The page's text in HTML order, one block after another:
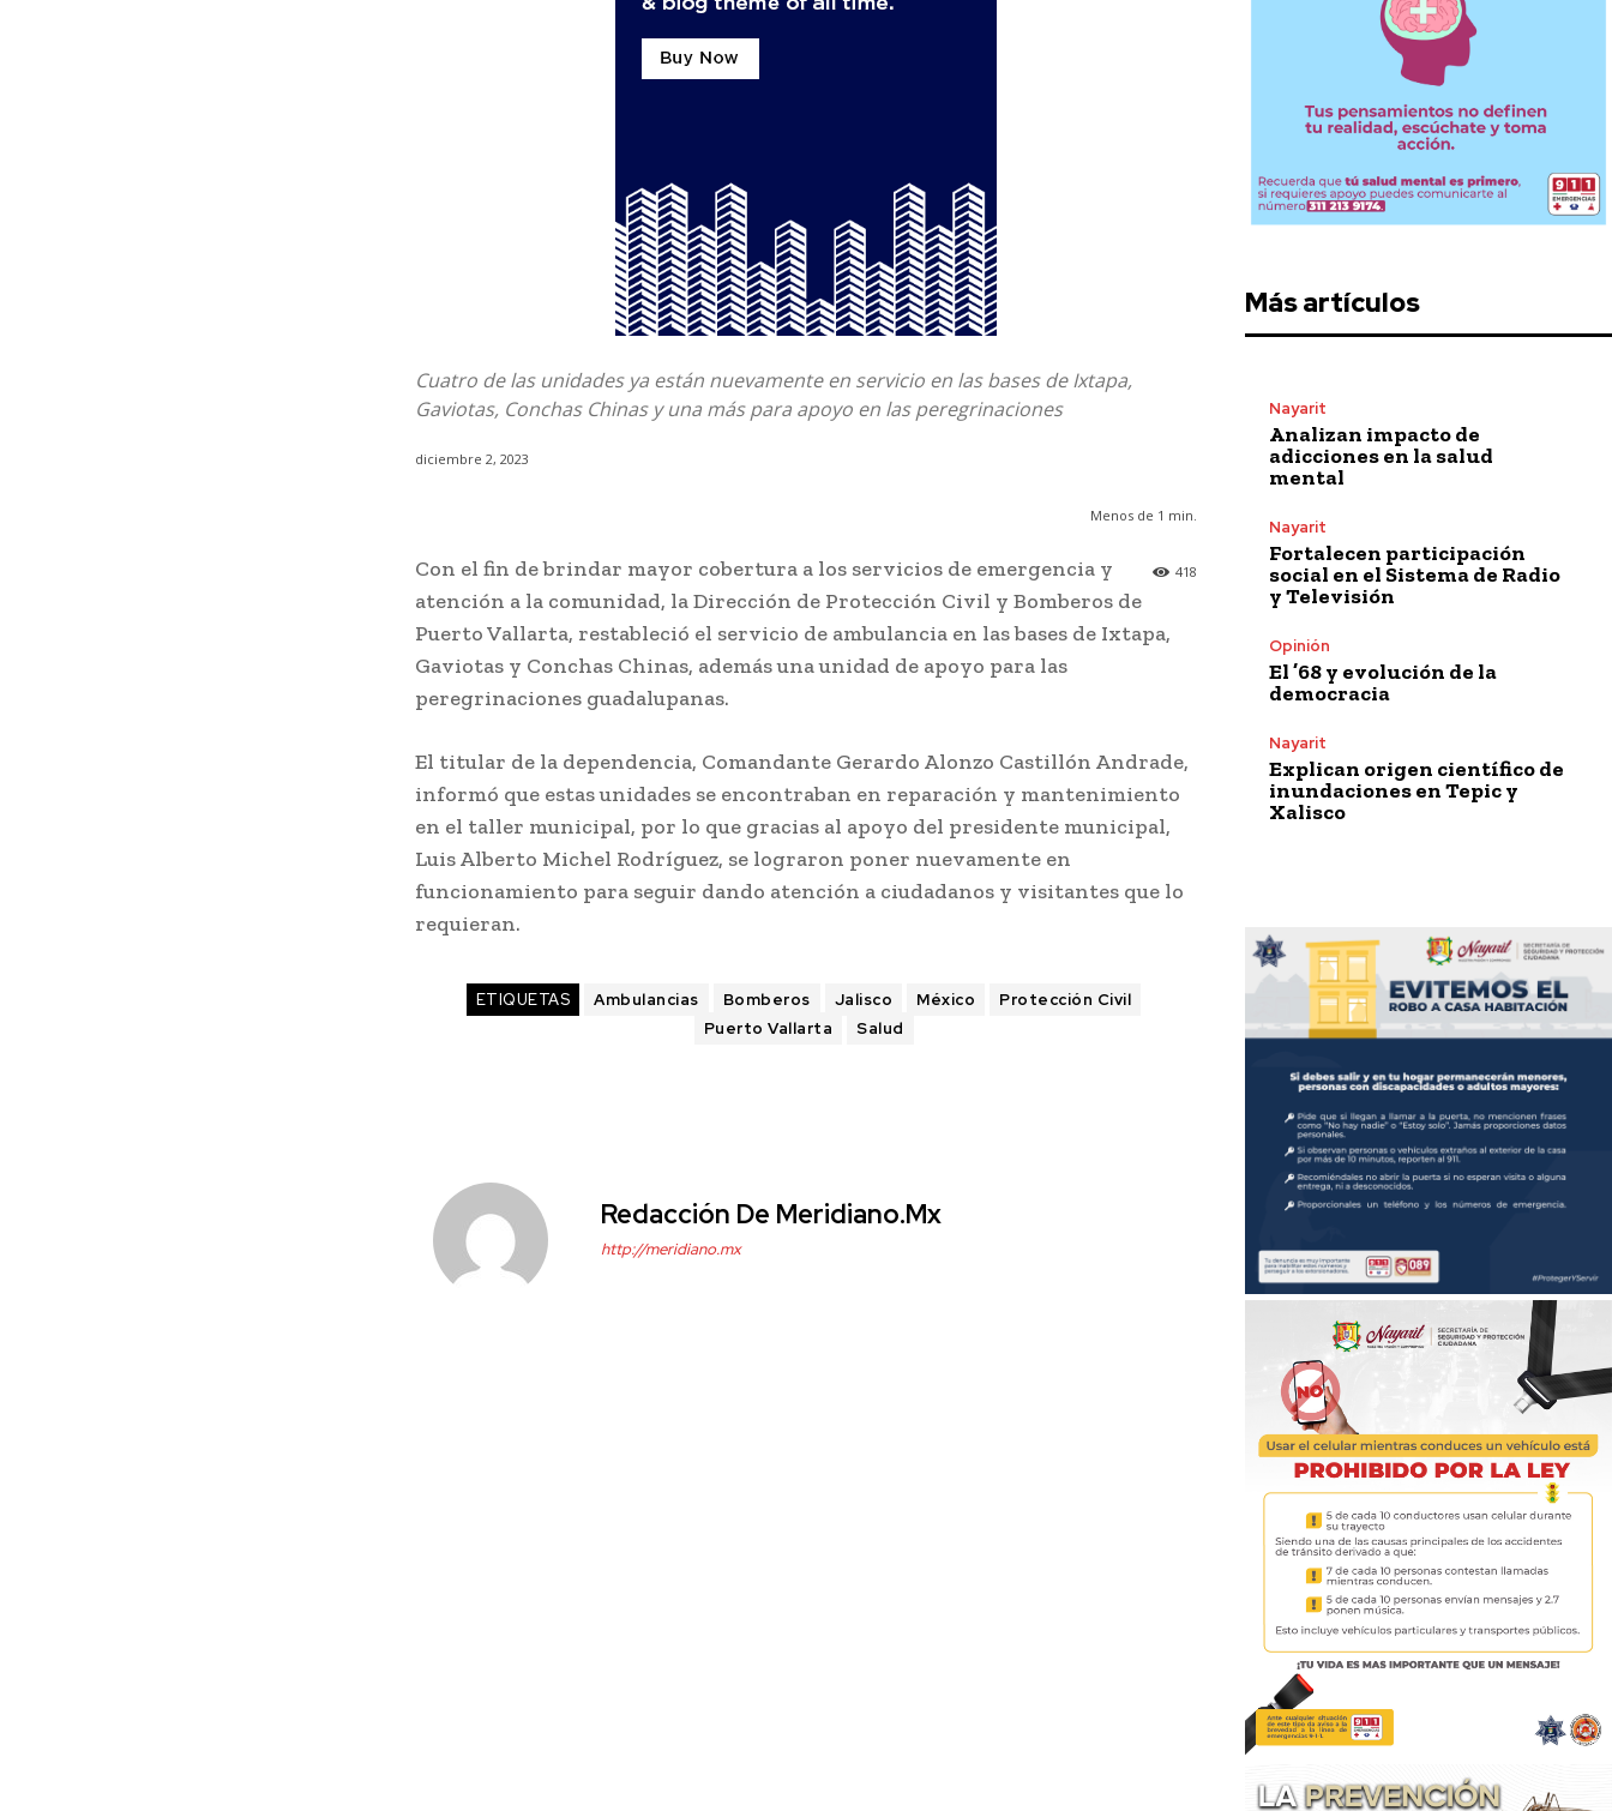
Cuatro de las unidades ya están nuevamente en servicio en las bases de Ixtapa,
Gaviotas, Conchas Chinas y una más para apoyo en las peregrinaciones
diciembre 2, 2023
Menos de 1 min.
418
Con el fin de brindar mayor cobertura a los servicios de emergencia y
atención a la comunidad, la Dirección de Protección Civil y Bomberos de
Puerto Vallarta, restableció el servicio de ambulancia en las bases de Ixtapa,
Gaviotas y Conchas Chinas, además una unidad de apoyo para las
peregrinaciones guadalupanas.
El titular de la dependencia, Comandante Gerardo Alonzo Castillón Andrade,
informó que estas unidades se encontraban en reparación y mantenimiento
en el taller municipal, por lo que gracias al apoyo del presidente municipal,
Luis Alberto Michel Rodríguez, se lograron poner nuevamente en
funcionamiento para seguir dando atención a ciudadanos y visitantes que lo
requieran.
ETIQUETAS Ambulancias Bomberos Jalisco México
Protección Civil
Puerto Vallarta
Salud
Redacción De Meridiano.mx
http://meridiano.mx
Más artículos
Nayarit
Analizan impacto de
adicciones en la salud
mental
Nayarit
Fortalecen participación
social en el Sistema de Radio
y Televisión
Opinión
El ’68 y evolución de la
democracia
Nayarit
Explican origen científico de
inundaciones en Tepic y
Xalisco